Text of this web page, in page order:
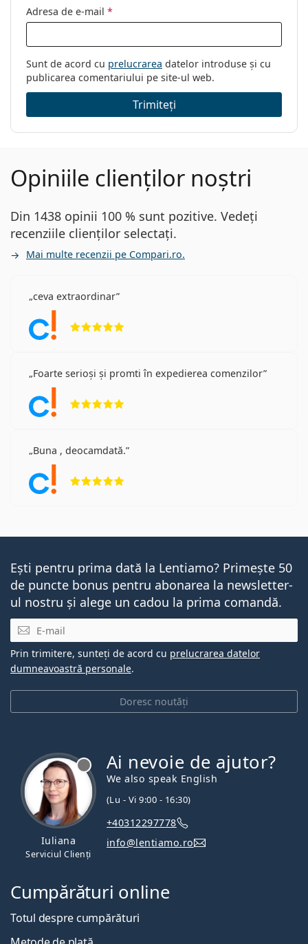
Adresa de e-mail *
Sunt de acord cu prelucrarea datelor introduse și cu
publicarea comentariului pe site-ul web.
Trimiteți
Opiniile clienților noștri
Din 1438 opinii 100 % sunt pozitive. Vedeți
recenziile clienților selectați.
Mai multe recenzii pe Compari.ro.
ceva extraordinar
Foarte serioși și promti în expedierea comenzilor
Buna , deocamdată.
Ești pentru prima dată la Lentiamo? Primește 50
de puncte bonus pentru abonarea la newsletter-
ul nostru și alege un cadou la prima comandă.
E-mail
Doresc noutăți
Prin trimitere, sunteți de acord cu prelucrarea datelor
dumneavoastră personale.
Iuliana
Serviciul Clienți
Ai nevoie de ajutor?
We also speak English
(Lu - Vi 9:00 - 16:30)
+40312297778
info@lentiamo.ro
Cumpărături online
Totul despre cumpărături